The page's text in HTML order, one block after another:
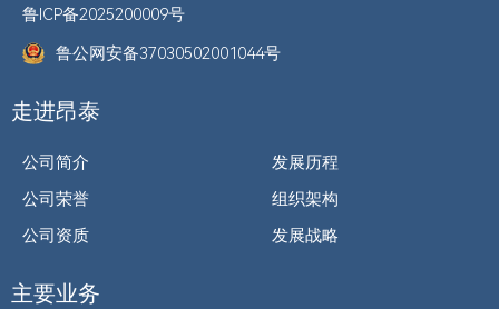
鲁ICP备2025200009号
鲁公网安备37030502001044号
走进昂泰
公司简介
公司荣誉
公司资质
发展历程
组织架构
发展战略
主要业务